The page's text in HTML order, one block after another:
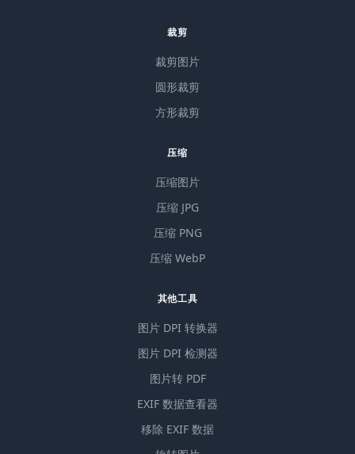
裁剪
裁剪图片
圆形裁剪
方形裁剪
压缩
压缩图片
压缩 JPG
压缩 PNG
压缩 WebP
其他工具
图片 DPI 转换器
图片 DPI 检测器
图片转 PDF
EXIF 数据查看器
移除 EXIF 数据